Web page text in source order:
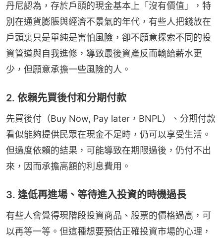
丹尼認為，存於戶頭的現金基本上「沒有價值」，特
別在通貨膨脹與經濟不景氣的年代，有些人把錢放在
戶頭裏只是單純是害怕風險，卻不願意探索不同的投
資管道與自我進修，導致最後資產反而輸給薪水更
少，但願意承擔一些風險的人。
2. 依賴先買後付和分期付款
先買後付（Buy Now, Pay later，BNPL）、分期付款
看似能夠提供民眾在現金不足時，仍可以享受生活。
但過度依賴的結果，可能導致在期限過後，仍付不出
來，因而承擔高額的利息費用。
3. 逢低再進場、等待進入投資的時機過長
有些人會覺得現階段投資商品、股票的價格過高，可
以再等一等。但這種想要預估正確投資市場的心理，